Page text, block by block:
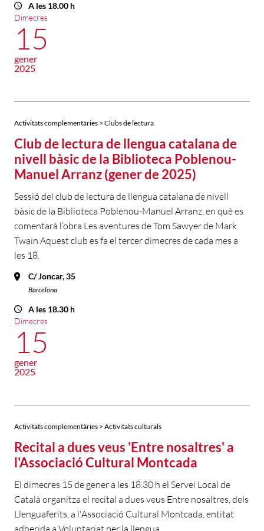
A les 18.00 h
Dimecres
15
gener
2025
Activitats complementàries > Clubs de lectura
Club de lectura de llengua catalana de
nivell bàsic de la Biblioteca Poblenou-
Manuel Arranz (gener de 2025)
Sessió del club de lectura de llengua catalana de nivell
bàsic de la Biblioteca Poblenou-Manuel Arranz, en què es
comentarà l’obra Les aventures de Tom Sawyer de Mark
Twain Aquest club es fa el tercer dimecres de cada mes a
les 18.
C/ Joncar, 35
Barcelona
A les 18.30 h
Dimecres
15
gener
2025
Activitats complementàries > Activitats culturals
Recital a dues veus 'Entre nosaltres' a
l'Associació Cultural Montcada
El dimecres 15 de gener a les 18.30 h el Servei Local de
Català organitza el recital a dues veus Entre nosaltres, dels
Llenguaferits, a l'Associació Cultural Montcada, entitat